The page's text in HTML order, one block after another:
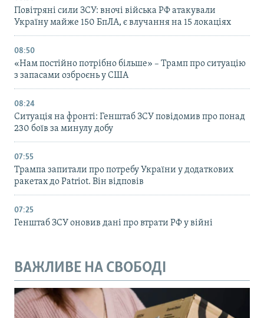
Повітряні сили ЗСУ: вночі війська РФ атакували
Україну майже 150 БпЛА, є влучання на 15 локаціях
08:50
«Нам постійно потрібно більше» – Трамп про ситуацію
з запасами озброєнь у США
08:24
Ситуація на фронті: Генштаб ЗСУ повідомив про понад
230 боїв за минулу добу
07:55
Трампа запитали про потребу України у додаткових
ракетах до Patriot. Він відповів
07:25
Генштаб ЗСУ оновив дані про втрати РФ у війні
ВАЖЛИВЕ НА СВОБОДІ